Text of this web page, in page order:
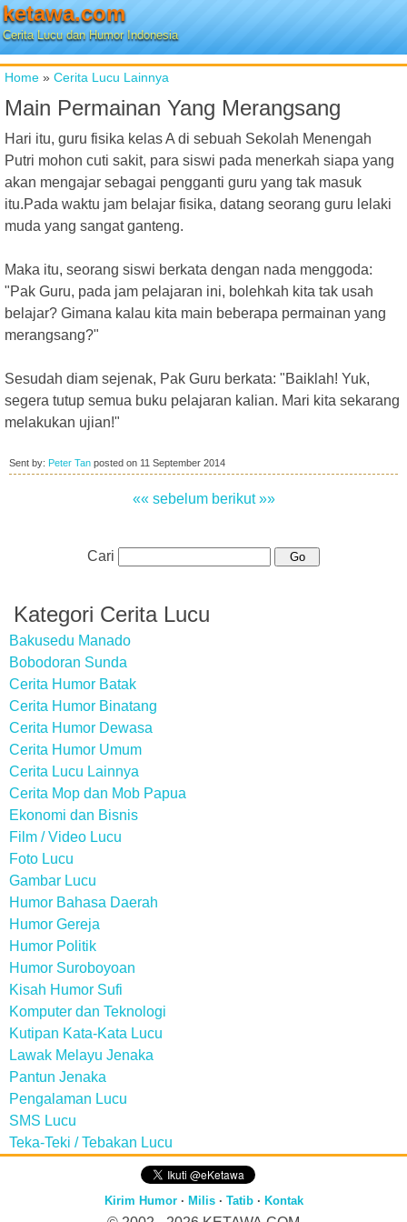
ketawa.com
Cerita Lucu dan Humor Indonesia
Home » Cerita Lucu Lainnya
Main Permainan Yang Merangsang
Hari itu, guru fisika kelas A di sebuah Sekolah Menengah
Putri mohon cuti sakit, para siswi pada menerkah siapa yang
akan mengajar sebagai pengganti guru yang tak masuk
itu.Pada waktu jam belajar fisika, datang seorang guru lelaki
muda yang sangat ganteng.
Maka itu, seorang siswi berkata dengan nada menggoda:
"Pak Guru, pada jam pelajaran ini, bolehkah kita tak usah
belajar? Gimana kalau kita main beberapa permainan yang
merangsang?"
Sesudah diam sejenak, Pak Guru berkata: "Baiklah! Yuk,
segera tutup semua buku pelajaran kalian. Mari kita sekarang
melakukan ujian!"
Sent by: Peter Tan posted on 11 September 2014
«« sebelum berikut »»
Cari
Kategori Cerita Lucu
Bakusedu Manado
Bobodoran Sunda
Cerita Humor Batak
Cerita Humor Binatang
Cerita Humor Dewasa
Cerita Humor Umum
Cerita Lucu Lainnya
Cerita Mop dan Mob Papua
Ekonomi dan Bisnis
Film / Video Lucu
Foto Lucu
Gambar Lucu
Humor Bahasa Daerah
Humor Gereja
Humor Politik
Humor Suroboyoan
Kisah Humor Sufi
Komputer dan Teknologi
Kutipan Kata-Kata Lucu
Lawak Melayu Jenaka
Pantun Jenaka
Pengalaman Lucu
SMS Lucu
Teka-Teki / Tebakan Lucu
Kirim Humor· Milis· Tatib· Kontak